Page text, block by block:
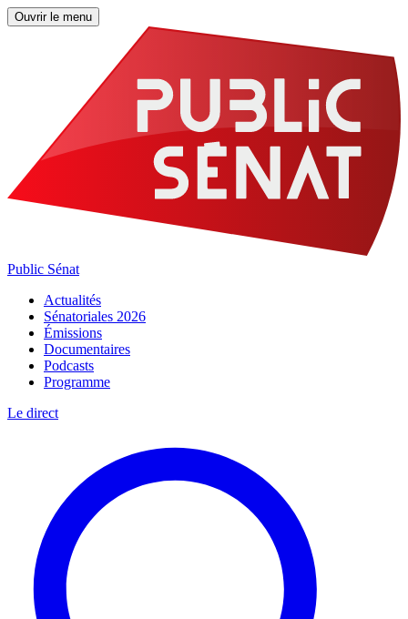
Ouvrir le menu
Public Sénat
Actualités
Sénatoriales 2026
Émissions
Documentaires
Podcasts
Programme
Le direct